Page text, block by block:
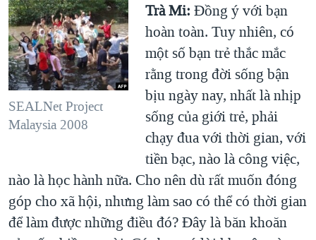
SEALNet Project
Malaysia 2008
Trà Mi: Đồng ý với bạn
hoàn toàn. Tuy nhiên, có
một số bạn trẻ thắc mắc
rằng trong đời sống bận
bịu ngày nay, nhất là nhịp
sống của giới trẻ, phải
chạy đua với thời gian, với
tiền bạc, nào là công việc,
nào là học hành nữa. Cho nên dù rất muốn đóng
góp cho xã hội, nhưng làm sao có thể có thời gian
để làm được những điều đó? Đây là băn khoăn